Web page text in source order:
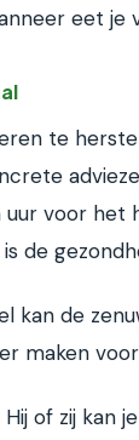
eet je
te
uur voor
de
kan de
maken
of zij kan